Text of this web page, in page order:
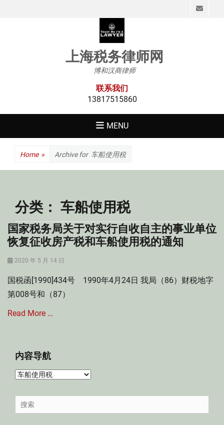
上海税务律师网
博和汉商律师
联系我们
13817515860
MENU
Home » Archive for 车船使用税
分类： 车船使用税
国家税务局关于对实行自收自主的事业单位
恢复征收房产税和车船使用税的通知
Posted
2020 年 5 月 14 日
国税函[1990]434号 1990年4月24日 我局（86）财税地字
第008号和（87）
Read More …
内容导航
内
导
航
Search
for: